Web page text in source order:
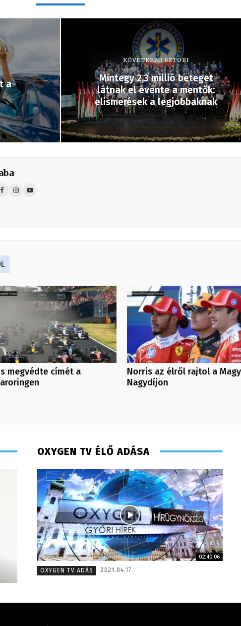
a
KÖVETKEZŐ SZTORI
Mintegy 2,3 millió beteget
látnak el évente a mentők:
elismerések a legjobbaknak
megvédte címét a
Norris az élről rajtol a
Nagydíjon
Hudecz Attila – sales manager – 2015
OXYGEN TV ÉLŐ ADÁSA
02:40:06
OXYGEN TV ADÁS
2021.04.17.